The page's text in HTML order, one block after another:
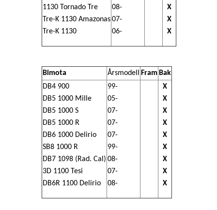
1130 Tornado Tre
Tre-K 1130 Amazonas
Tre-K 1130
08-
07-
06-
X
X
X
Bimota Årsmodell Fram Bak
DB4 900
DB5 1000 Mille
DB5 1000 S
DB5 1000 R
DB6 1000 Delirio
SB8 1000 R
DB7 1098 (Rad. Cal)
3D 1100 Tesi
DB6R 1100 Delirio
99-
05-
07-
07-
07-
99-
08-
07-
08-
X
X
X
X
X
X
X
X
X